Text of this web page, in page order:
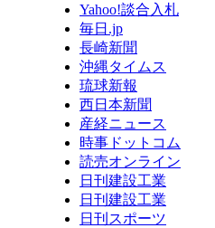
Yahoo!談合入札
毎日.jp
長崎新聞
沖縄タイムス
琉球新報
西日本新聞
産経ニュース
時事ドットコム
読売オンライン
日刊建設工業
日刊建設工業
日刊スポーツ